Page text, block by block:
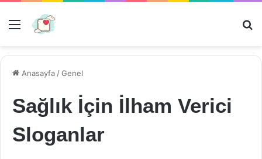
Menü
Anasayfa /Genel
Sağlık İçin İlham Verici
Sloganlar